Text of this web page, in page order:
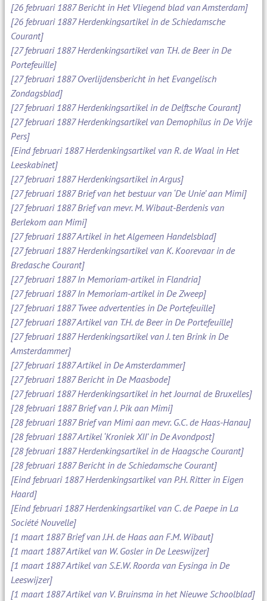
[26 februari 1887 Bericht in Het Vliegend blad van Amsterdam]
[26 februari 1887 Herdenkingsartikel in de Schiedamsche
Courant]
[27 februari 1887 Herdenkingsartikel van T.H. de Beer in De
Portefeuille]
[27 februari 1887 Overlijdensbericht in het Evangelisch
Zondagsblad]
[27 februari 1887 Herdenkingsartikel in de Delftsche Courant]
[27 februari 1887 Herdenkingsartikel van Demophilus in De Vrije
Pers]
[Eind februari 1887 Herdenkingsartikel van R. de Waal in Het
Leeskabinet]
[27 februari 1887 Herdenkingsartikel in Argus]
[27 februari 1887 Brief van het bestuur van ‘De Unie’ aan Mimi]
[27 februari 1887 Brief van mevr. M. Wibaut-Berdenis van
Berlekom aan Mimi]
[27 februari 1887 Artikel in het Algemeen Handelsblad]
[27 februari 1887 Herdenkingsartikel van K. Koorevaar in de
Bredasche Courant]
[27 februari 1887 In Memoriam-artikel in Flandria]
[27 februari 1887 In Memoriam-artikel in De Zweep]
[27 februari 1887 Twee advertenties in De Portefeuille]
[27 februari 1887 Artikel van T.H. de Beer in De Portefeuille]
[27 februari 1887 Herdenkingsartikel van J. ten Brink in De
Amsterdammer]
[27 februari 1887 Artikel in De Amsterdammer]
[27 februari 1887 Bericht in De Maasbode]
[27 februari 1887 Herdenkingsartikel in het Journal de Bruxelles]
[28 februari 1887 Brief van J. Pik aan Mimi]
[28 februari 1887 Brief van Mimi aan mevr. G.C. de Haas-Hanau]
[28 februari 1887 Artikel ‘Kroniek XII’ in De Avondpost]
[28 februari 1887 Herdenkingsartikel in de Haagsche Courant]
[28 februari 1887 Bericht in de Schiedamsche Courant]
[Eind februari 1887 Herdenkingsartikel van P.H. Ritter in Eigen
Haard]
[Eind februari 1887 Herdenkingsartikel van C. de Paepe in La
Société Nouvelle]
[1 maart 1887 Brief van J.H. de Haas aan F.M. Wibaut]
[1 maart 1887 Artikel van W. Gosler in De Leeswijzer]
[1 maart 1887 Artikel van S.E.W. Roorda van Eysinga in De
Leeswijzer]
[1 maart 1887 Artikel van V. Bruinsma in het Nieuwe Schoolblad]